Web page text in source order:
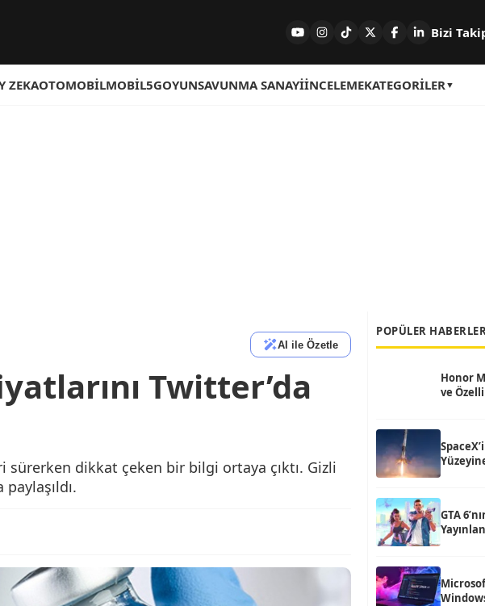
Bizi
ZEKAOTOMOBILMOBIL5GOYUNSAVUNMA SANAYIİNCELEMEKATEGORILER
AI ile Özetle
Twitter’da
sürerken dikkat çeken bir bilgi ortaya çıktı. Gizli
POPÜLER
Honor
ve
GTA